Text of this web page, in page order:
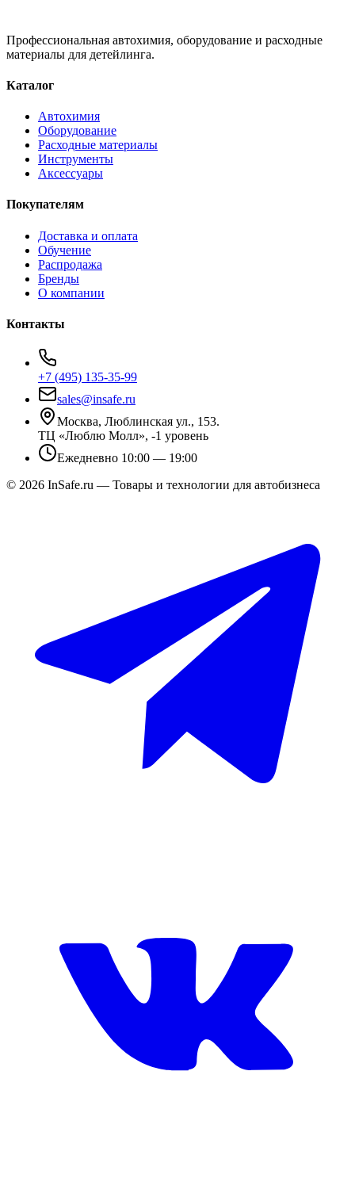
Профессиональная автохимия, оборудование и расходные
материалы для детейлинга.
Каталог
Автохимия
Оборудование
Расходные материалы
Инструменты
Аксессуары
Покупателям
Доставка и оплата
Обучение
Распродажа
Бренды
О компании
Контакты
+7 (495) 135-35-99
sales@insafe.ru
Москва, Люблинская ул., 153.
ТЦ «Люблю Молл», -1 уровень
Ежедневно 10:00 — 19:00
© 2026 InSafe.ru — Товары и технологии для автобизнеса